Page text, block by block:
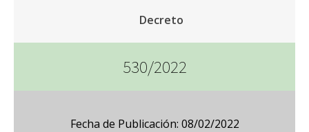
Decreto
530/2022
Fecha de Publicación: 08/02/2022